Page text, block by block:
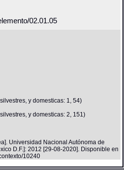
02.01.05
y domesticas: 1, 54)
y domesticas: 2, 151)
Universidad Nacional Autónoma de
D.F.]: 2012 [29-08-2020]. Disponible en
10240